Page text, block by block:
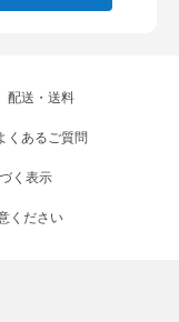
配送・送料
くあるご質問
く表示
ください